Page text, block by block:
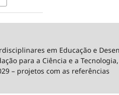
em Educação e
para a Ciência e a Tecnologia,
– projetos com as referências